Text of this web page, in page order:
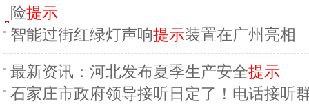
险提示
智能过街红绿灯声响提示装置在广州亮相
最新资讯：河北发布夏季生产安全提示
石家庄市政府领导接听日定了！电话接听